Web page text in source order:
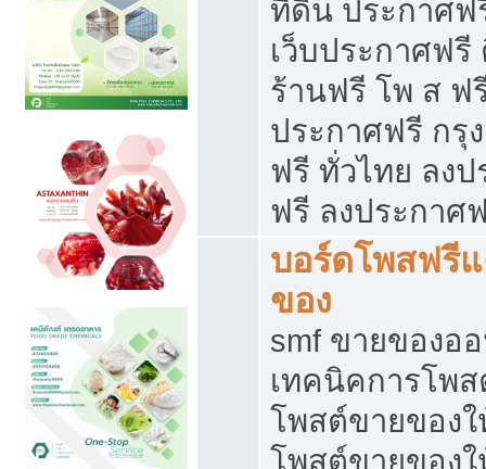
ที่ดิน ประกาศฟ
เว็บประกาศฟ
ร้านฟรี โพ ส ฟ
ประกาศฟรี กรุ
ฟรี ทั่วไทย ลง
ฟรี ลงประกาศ
บอร์ดโพสฟรี
ของ
smf ขายของอ
เทคนิคการโพ
โพสต์ขายของ
โพสต์ขายของ